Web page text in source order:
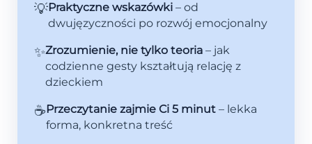
💡Praktyczne wskazówki– od
dwujęzyczności po rozwój emocjonalny
✨Zrozumienie, nie tylko teoria– jak
codzienne gesty kształtują relację z
dzieckiem
☕Przeczytanie zajmie Ci 5 minut– lekka
forma, konkretna treść